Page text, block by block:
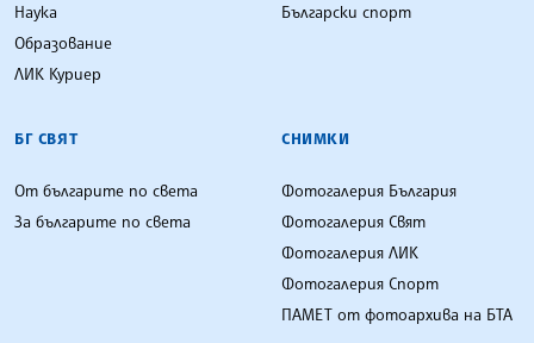
Наука
Образование
ЛИК Куриер
Български спорт
БГ СВЯТ
От българите по света
За българите по света
СНИМКИ
Фотогалерия България
Фотогалерия Свят
Фотогалерия ЛИК
Фотогалерия Спорт
ПАМЕТ от фотоархива на БТА